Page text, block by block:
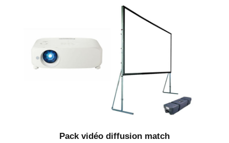
Pack vidéo diffusion match